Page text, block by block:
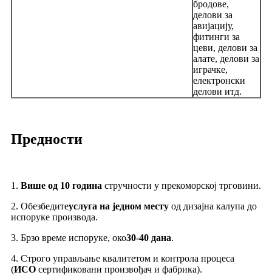
бродове,
делови за
авијацију,
фитинги за
цеви, делови за
алате, делови за
играчке,
електронски
делови итд.
Предности
1. Више од 10 година стручности у прекоморској трговини.
2. Обезбедитеуслуга на једном месту од дизајна калупа до
испоруке производа.
3. Брзо време испоруке, око30-40 дана.
4. Строго управљање квалитетом и контрола процеса
(ИСО сертификовани произвођач и фабрика).